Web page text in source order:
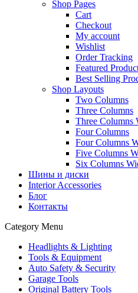
Shop Pages
Cart
Checkout
My account
Wishlist
Order Tracking
Featured
Best Selling
Shop Layouts
Two Columns
Three Columns
Three Columns
Four Columns
Four Columns
Five Columns
Six Columns
Шины и диски
Interior Accessories
Блог
Контакты
Category Menu
Headlights & Lighting
Tools & Equipment
Auto Safety & Security
Garage Tools
Original Battery Tools